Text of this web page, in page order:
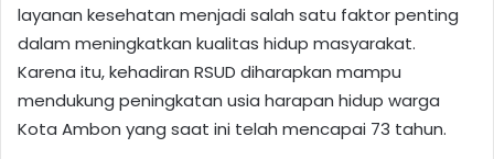
layanan kesehatan menjadi salah satu faktor penting
dalam meningkatkan kualitas hidup masyarakat.
Karena itu, kehadiran RSUD diharapkan mampu
mendukung peningkatan usia harapan hidup warga
Kota Ambon yang saat ini telah mencapai 73 tahun.